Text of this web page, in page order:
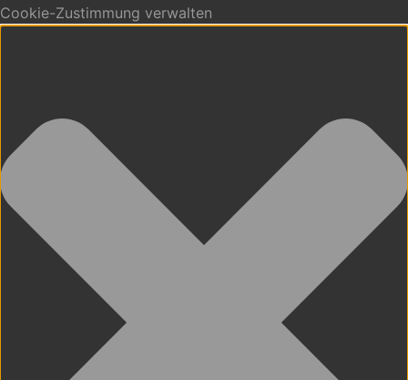
Cookie-Zustimmung verwalten